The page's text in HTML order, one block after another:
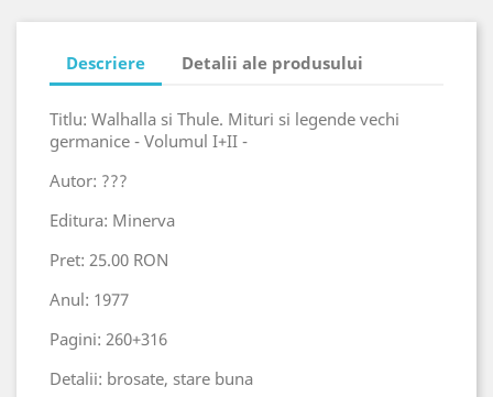
Descriere Detalii ale produsului
Titlu: Walhalla si Thule. Mituri si legende vechi
germanice - Volumul I+II -
Autor: ???
Editura: Minerva
Pret: 25.00 RON
Anul: 1977
Pagini: 260+316
Detalii: brosate, stare buna